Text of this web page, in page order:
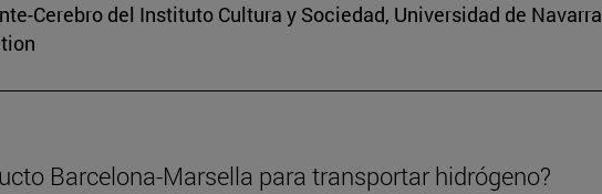
Cerebro del Instituto Cultura y Sociedad, Universidad de Navarra
Barcelona-Marsella para transportar hidrógeno?